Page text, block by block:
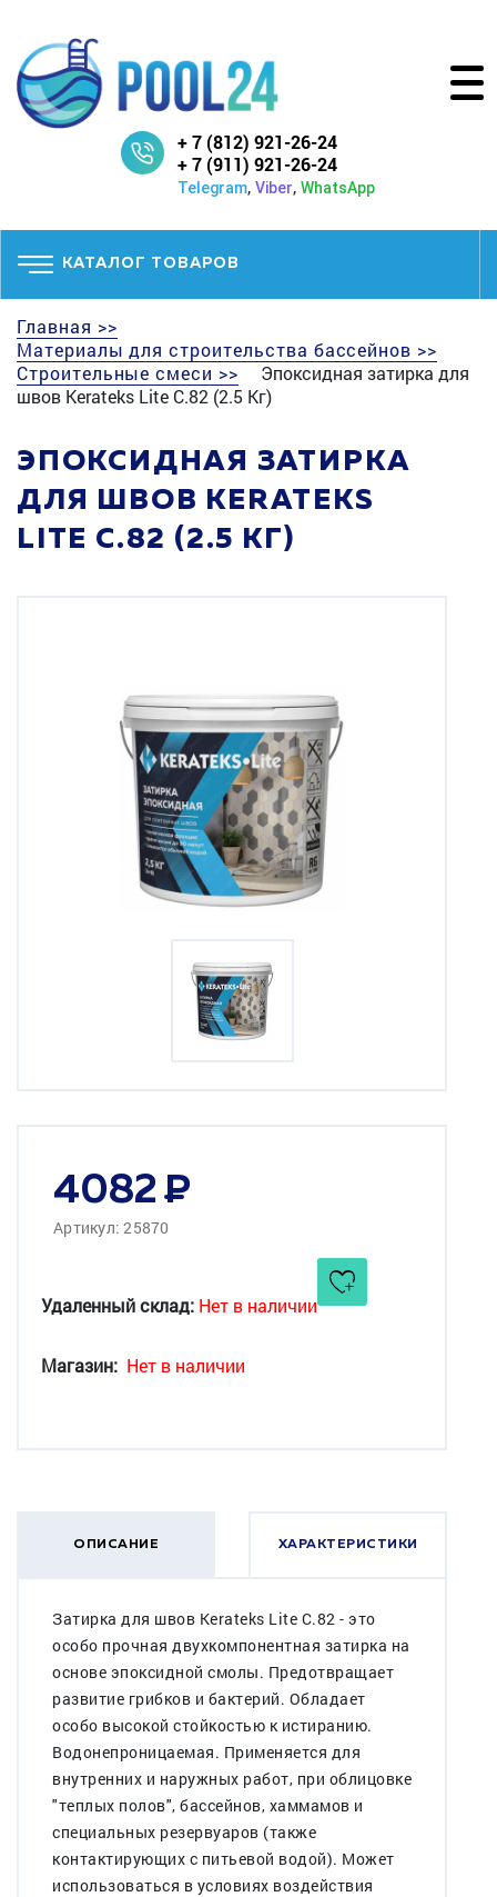
+ 7 (812) 921-26-24
+ 7 (911) 921-26-24
Telegram, Viber, WhatsApp
КАТАЛОГ ТОВАРОВ
Главная >>
Материалы для строительства бассейнов >>
Строительные смеси >>
Эпоксидная затирка для
швов Kerateks Lite С.82 (2.5 Кг)
ЭПОКСИДНАЯ ЗАТИРКА
ДЛЯ ШВОВ KERATEKS
LITE С.82 (2.5 КГ)
4082
Артикул: 25870
Удаленный склад: Нет в наличии
Магазин: Нет в наличии
ОПИСАНИЕ ХАРАКТЕРИСТИКИ
Затирка для швов Kerateks Lite С.82 - это
особо прочная двухкомпонентная затирка на
основе эпоксидной смолы. Предотвращает
развитие грибков и бактерий. Обладает
особо высокой стойкостью к истиранию.
Водонепроницаемая. Применяется для
внутренних и наружных работ, при облицовке
"теплых полов", бассейнов, хаммамов и
специальных резервуаров (также
контактирующих с питьевой водой). Может
использоваться в условиях воздействия